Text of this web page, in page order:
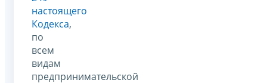
настоящего
Кодекса,
по
всем
видам
предпринимательской